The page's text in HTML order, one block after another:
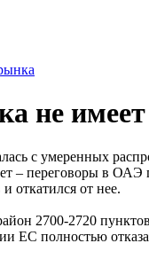
не
с умеренных
– переговоры в
откатился от нее.
2700-2720
ЕС полностью